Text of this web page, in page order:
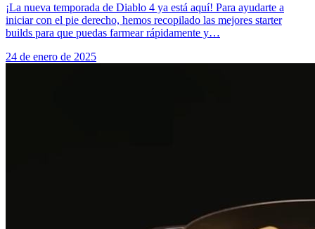
¡La nueva temporada de Diablo 4 ya está aquí! Para ayudarte a
iniciar con el pie derecho, hemos recopilado las mejores starter
builds para que puedas farmear rápidamente y…
24 de enero de 2025